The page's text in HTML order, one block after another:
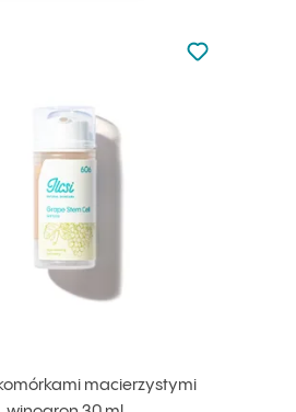
macierzystymi
Nie dodano
Dodaj do